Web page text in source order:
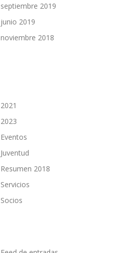
septiembre 2019
junio 2019
noviembre 2018
2021
2023
Eventos
Juventud
Resumen 2018
Servicios
Socios